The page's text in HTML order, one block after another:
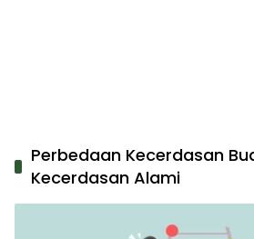
Perbedaan Kecerdasan
Kecerdasan Alami